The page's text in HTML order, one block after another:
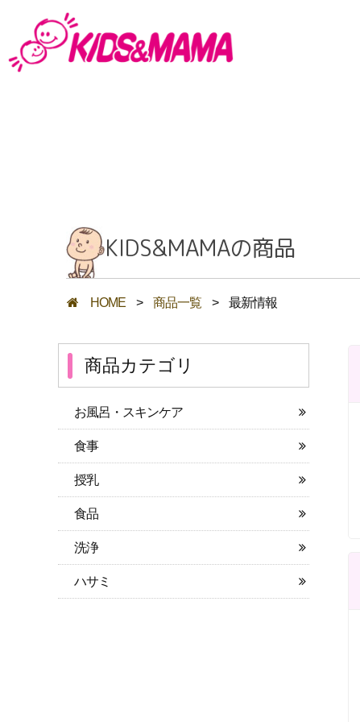
KIDS&MAMAの商品
HOME > 商品一覧 > 最新情報
商品カテゴリ
お風呂・スキンケア
食事
授乳
食品
洗浄
ハサミ